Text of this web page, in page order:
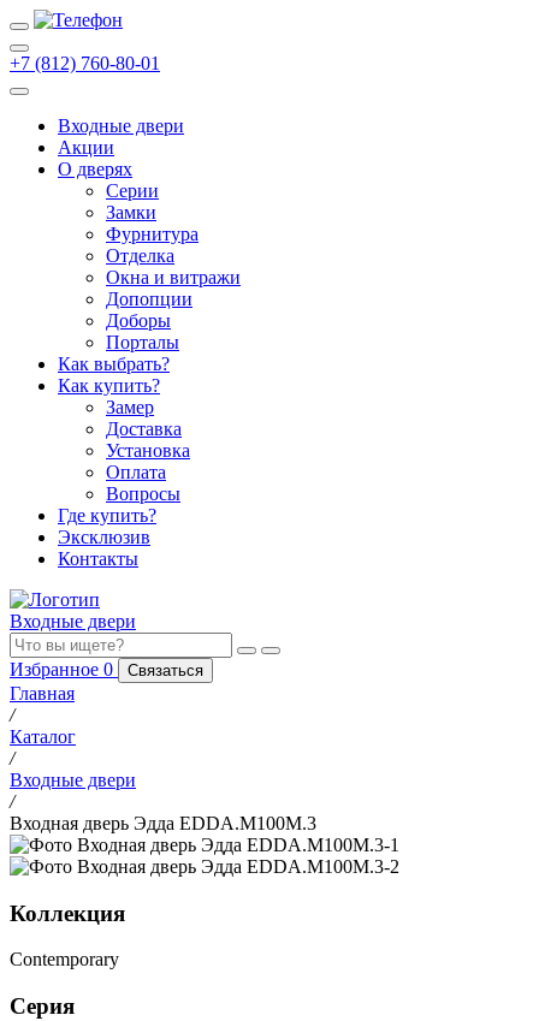
+7 (812) 760-80-01
Входные двери
Акции
О дверях
Cерии
Замки
Фурнитура
Отделка
Окна и витражи
Допопции
Доборы
Порталы
Как выбрать?
Как купить?
Замер
Доставка
Установка
Оплата
Вопросы
Где купить?
Эксклюзив
Контакты
Входные двери
Избранное 0 Связаться
Главная
/
Каталог
/
Входные двери
/
Входная дверь Эдда EDDA.M100M.3
Коллекция
Contemporary
Серия